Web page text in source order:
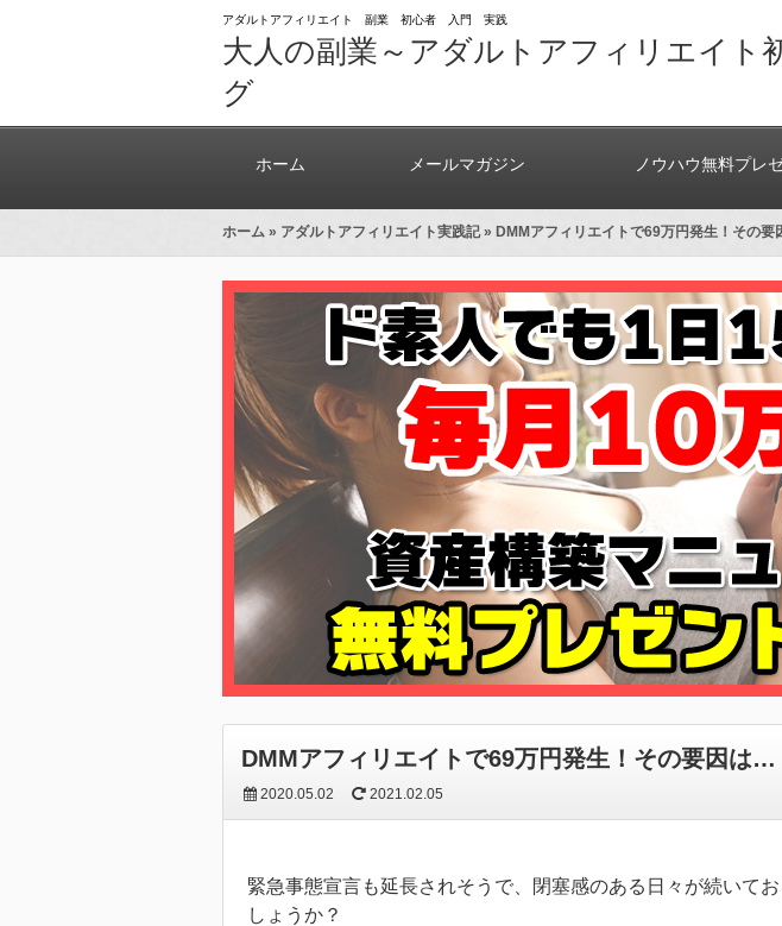
アダルトアフィリエイト 副業 初心者 入門 実践
大人の副業～アダルトアフィリエイト
グ
ホーム メールマガジン ノウハウ無料プレ
ホーム » アダルトアフィリエイト実践記» DMMアフィリエイトで69万円発生！その要
DMMアフィリエイトで69万円発生！その要因は…
2020.05.02 2021.02.05
緊急事態宣言も延長されそうで、閉塞感のある日々が続いて
しょうか？